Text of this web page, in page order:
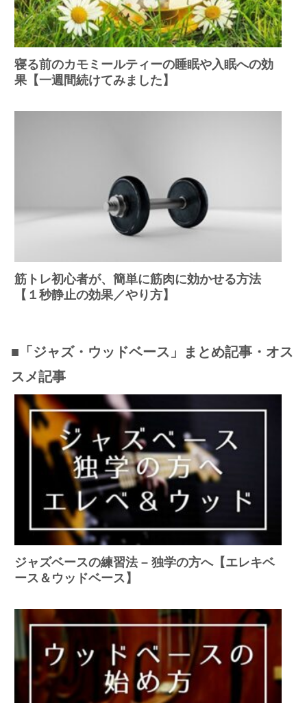
寝る前のカモミールティーの睡眠や入眠への効
果【一週間続けてみました】
筋トレ初心者が、簡単に筋肉に効かせる方法
【１秒静止の効果／やり方】
■「ジャズ・ウッドベース」まとめ記事・オス
スメ記事
ジャズベースの練習法 – 独学の方へ【エレキベ
ース＆ウッドベース】